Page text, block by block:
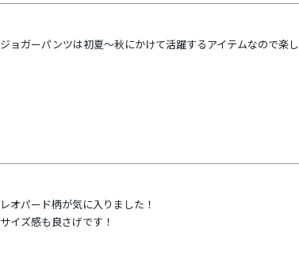
ジョガーパンツは初夏〜秋にかけて活躍するアイテムなので楽
レオパード柄が気に入りました！
サイズ感も良さげです！